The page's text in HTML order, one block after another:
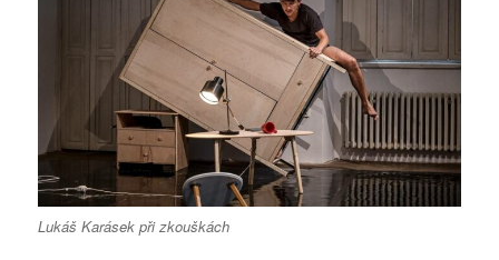
Lukáš Karásek při zkouškách